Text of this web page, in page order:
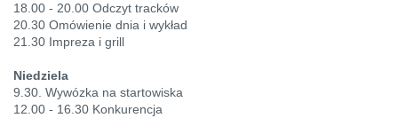
18.00 - 20.00 Odczyt tracków
20.30 Omówienie dnia i wykład
21.30 Impreza i grill
Niedziela
9.30. Wywózka na startowiska
12.00 - 16.30 Konkurencja